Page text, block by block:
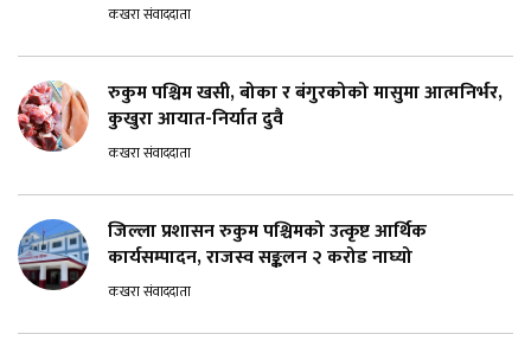
कखरा संवाददाता
रुकुम पश्चिम खसी, बोका र बंगुरकोको मासुमा आत्मनिर्भर,
कुखुरा आयात-निर्यात दुवै
कखरा संवाददाता
जिल्ला प्रशासन रुकुम पश्चिमको उत्कृष्ट आर्थिक
कार्यसम्पादन, राजस्व सङ्कलन २ करोड नाघ्यो
कखरा संवाददाता